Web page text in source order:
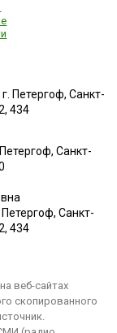
Петергоф, Санкт-
434
Санкт-
Петергоф, Санкт-
434
веб-сайтах
скопированного